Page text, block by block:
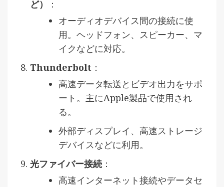
ど）
：
オーディオデバイス間の接続に使
用。ヘッドフォン、スピーカー、マ
イクなどに対応。
Thunderbolt ：
高速データ転送とビデオ出力をサポ
ート。主にApple製品で使用され
る。
外部ディスプレイ、高速ストレージ
デバイスなどに利用。
光ファイバー接続 ：
高速インターネット接続やデータセ